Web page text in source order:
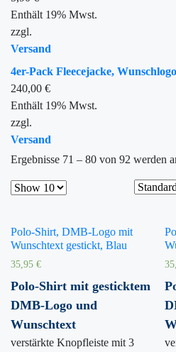
Enthält 19% Mwst.
zzgl.
Versand
4er-Pack Fleecejacke,
240,00 €
Enthält 19% Mwst.
zzgl.
Versand
Ergebnisse 71 – 80 von 92 werden
Polo-Shirt, DMB-Logo mit
Wunschtext gestickt, Blau
35,95 €
Polo-Shirt mit gesticktem
DMB-Logo und
Wunschtext
verstärkte Knopfleiste mit 3